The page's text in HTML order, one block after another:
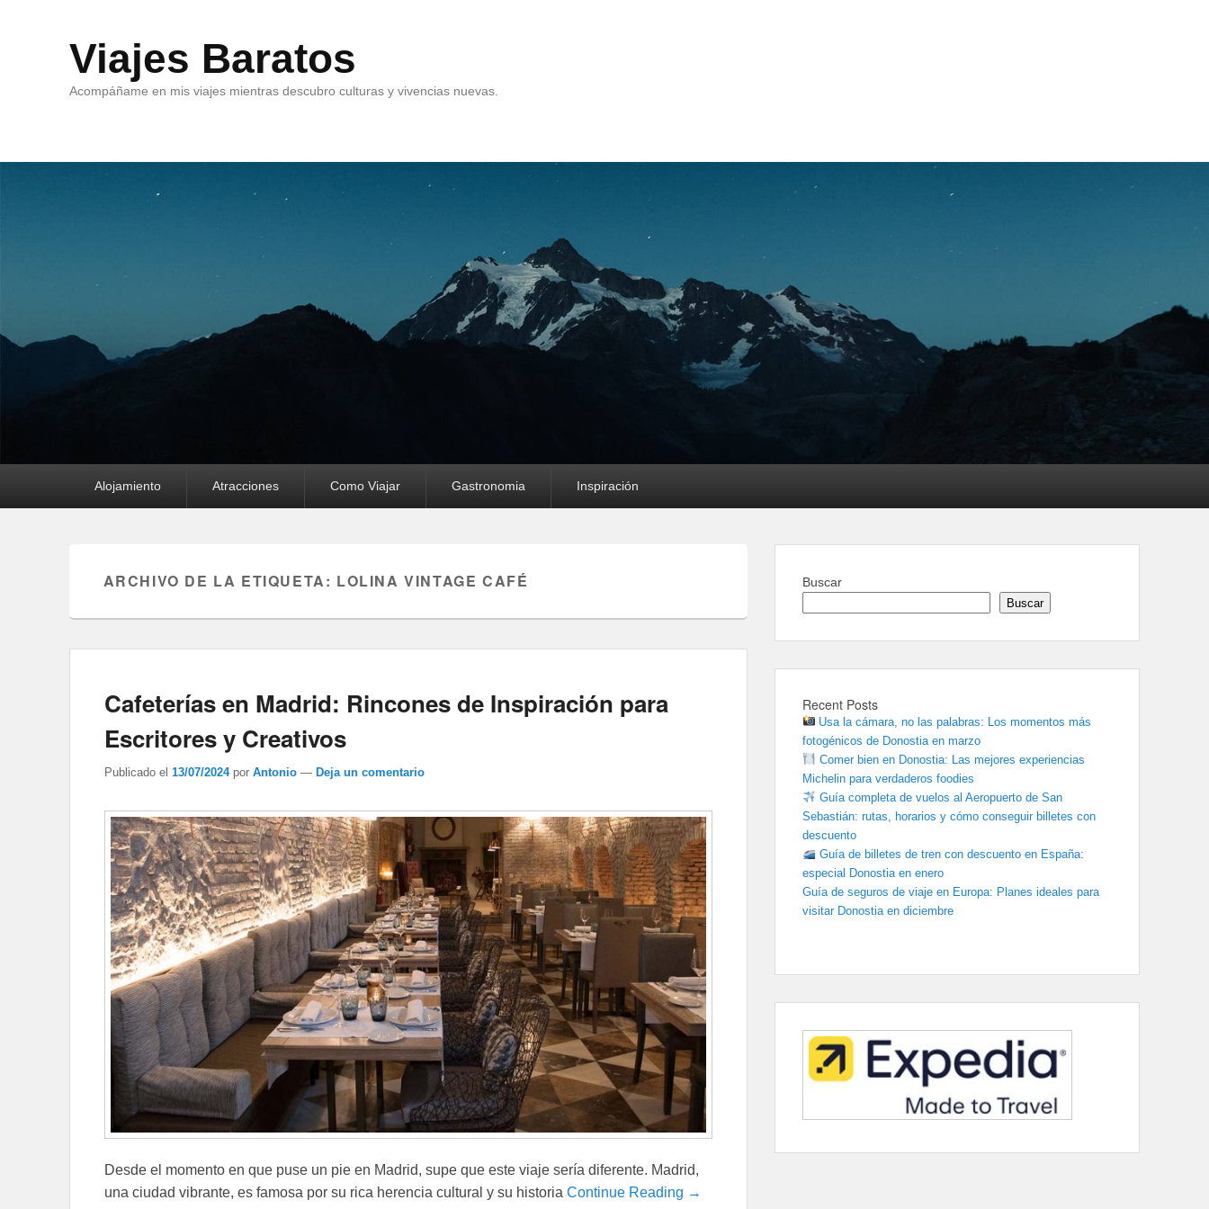
Viajes Baratos
Acompáñame en mis viajes mientras descubro culturas y vivencias nuevas.
Alojamiento Atracciones Como Viajar Gastronomia Inspiración
ARCHIVO DE LA ETIQUETA: LOLINA VINTAGE CAFÉ
Cafeterías en Madrid: Rincones de Inspiración para
Escritores y Creativos
Publicado el 13/07/2024 por Antonio — Deja un comentario
Desde el momento en que puse un pie en Madrid, supe que este viaje sería diferente. Madrid,
una ciudad vibrante, es famosa por su rica herencia cultural y su historia Continue Reading →
Buscar
Buscar
Recent Posts
Usa la cámara, no las palabras: Los momentos más
fotogénicos de Donostia en marzo
Comer bien en Donostia: Las mejores experiencias
Michelin para verdaderos foodies
Guía completa de vuelos al Aeropuerto de San
Sebastián: rutas, horarios y cómo conseguir billetes con
descuento
Guía de billetes de tren con descuento en España:
especial Donostia en enero
Guía de seguros de viaje en Europa: Planes ideales para
visitar Donostia en diciembre